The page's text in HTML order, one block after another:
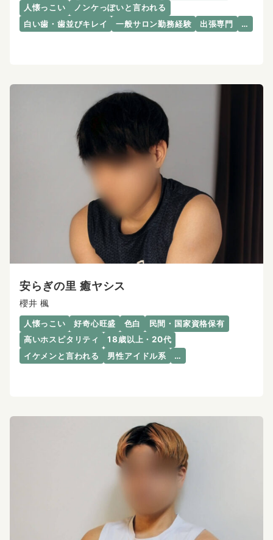
人懐っこい
ノンケっぽいと言われる
白い歯・歯並びキレイ
一般サロン勤務経験 出張専門 …
安らぎの里 癒ヤシス
櫻井 楓
人懐っこい 好奇心旺盛 色白
民間・国家資格保有
高いホスピタリティ
18歳以上・20代
イケメンと言われる
男性アイドル系 …